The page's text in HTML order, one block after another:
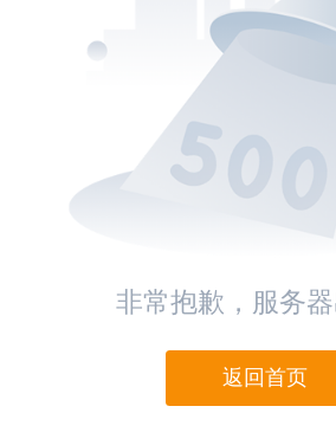
非常抱歉，服务
返回首页